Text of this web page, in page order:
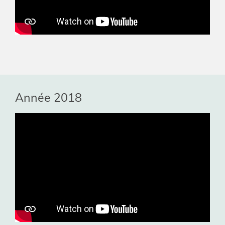
Année 2018